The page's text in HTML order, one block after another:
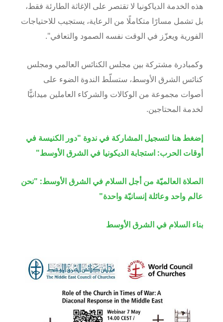
هذه الخدمة الدياكونيا لا تقتصر على الإغاثة الطارئة فقط،
بل تشمل مسارًا متكاملًا من الرعاية، يستجيب للاحتياجات
الفورية ويعزّز في الوقت نفسه الصمود والتعافي".
وكمبادرة مشتركة بين مجلس الكنائس العالمي ومجلس
كنائس الشرق الأوسط، ستسلّط الندوة الضوء على
أصوات مجموعة من الوكالات والشركاء العاملين ميدانيًّا
لخدمة المحتاجين.
إضغط هنا لتسجيل المشاركة في ندوة "دور الكنيسة في
أوقات الحرب: استجابة الديكونيا في الشرق الأوسط"
الصلاة العالميّة من أجل السلام في الشرق الأوسط: "نحن
عالم واحد وعائلة إنسانيّة واحدة"
بناء السلام في الشرق الأوسط